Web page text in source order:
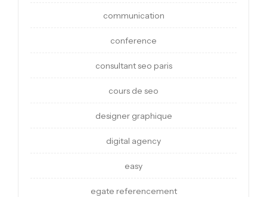
communication
conference
consultant seo paris
cours de seo
designer graphique
digital agency
easy
egate referencement